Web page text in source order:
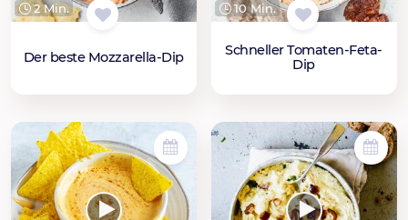
2 Min.
Der beste Mozzarella-Dip
10 Min.
Schneller Tomaten-Feta-
Dip